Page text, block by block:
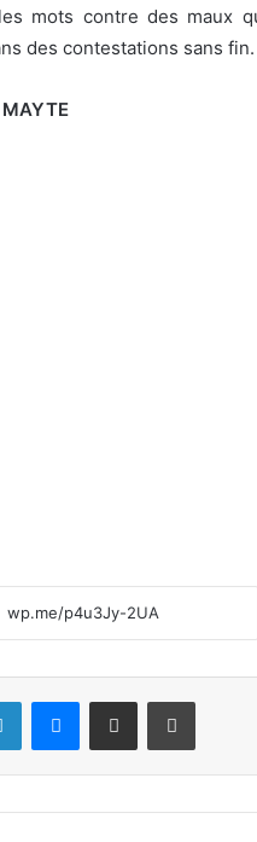
mots contre des maux
des contestations sans fin.
LinkedinMessenger
Partager par email Imprimer